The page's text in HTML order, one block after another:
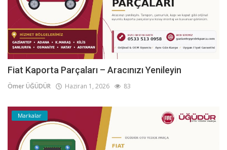
Fiat Kaporta Parçaları – Aracınızı Yenileyin
Ömer ÜĞÜDÜR Haziran 1, 2026 83
Markalar